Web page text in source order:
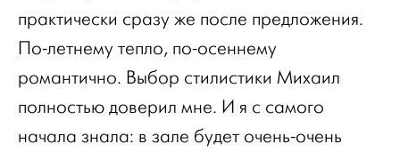
практически сразу же после предложения.
По-летнему тепло, по-осеннему
романтично. Выбор стилистики Михаил
полностью доверил мне. И я с самого
начала знала: в зале будет очень-очень